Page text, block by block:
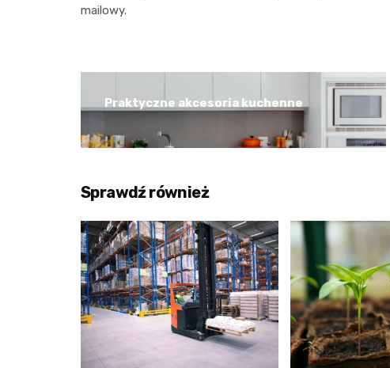
mailowy.
Praktyczne akcesoria kuchenne
Sprawdź również